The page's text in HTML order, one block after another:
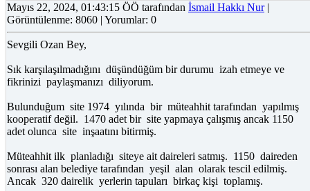
Mayıs 22, 2024, 01:43:15 ÖÖ tarafından İsmail Hakkı Nur|
Görüntülenme: 8060 | Yorumlar: 0
Sevgili Ozan Bey,
Sık karşılaşılmadığını düşündüğüm bir durumu izah etmeye ve
fikrinizi paylaşmanızı diliyorum.
Bulunduğum site 1974 yılında bir müteahhit tarafından yapılmış
kooperatif değil. 1470 adet bir site yapmaya çalışmış ancak 1150
adet olunca site inşaatını bitirmiş.
Müteahhit ilk planladığı siteye ait daireleri satmış. 1150 daireden
sonrası alan belediye tarafından yeşil alan olarak tescil edilmiş.
Ancak 320 dairelik yerlerin tapuları birkaç kişi toplamış.